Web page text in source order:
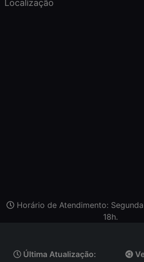
Localização
Horário de Atendimento:
18h.
Última Atualização: